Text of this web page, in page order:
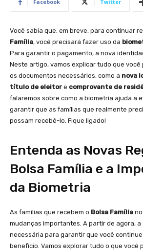
Facebook Twitter
Você sabia que, em breve, para continuar
Família, você precisará fazer uso da
Para garantir o pagamento, a nova
Neste artigo, vamos explicar tudo que você
os documentos necessários, como a nova
título de eleitor e comprovante de
falaremos sobre como a biometria ajuda a
garantir que as famílias que realmente
possam recebê-lo. Fique ligado!
Entenda as Novas
Bolsa Família e a
da Biometria
As famílias que recebem o Bolsa Família
mudanças importantes. A partir de agora, a
necessária para garantir que você
benefício. Vamos explorar tudo o que você